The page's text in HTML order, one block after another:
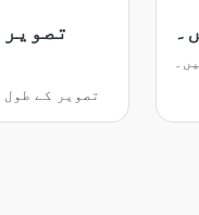
تصویر کے طول